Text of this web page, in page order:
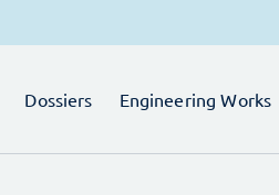
Dossiers Engineering Works